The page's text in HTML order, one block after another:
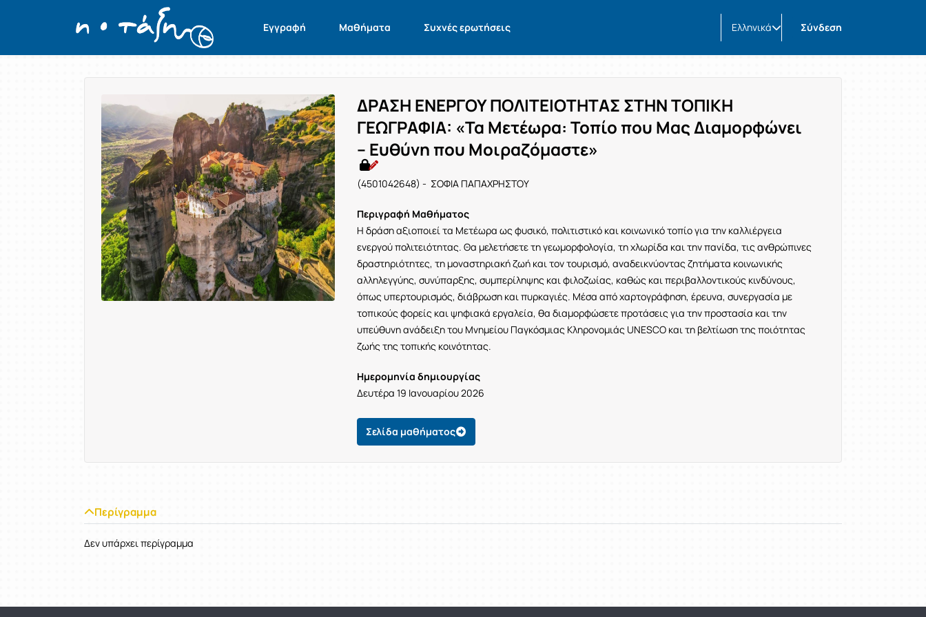
Εγγραφή Μαθήματα Συχνές ερωτήσεις Ελληνικά Σύνδεση
Παρουσίαση/Προβολή
ΔΡΑΣΗ ΕΝΕΡΓΟΥ ΠΟΛΙΤΕΙΟΤΗΤΑΣ ΣΤΗΝ ΤΟΠΙΚΗ
ΓΕΩΓΡΑΦΙΑ: «Τα Μετέωρα: Τοπίο που Μας Διαμορφώνει
– Ευθύνη που Μοιραζόμαστε»
(4501042648) - ΣΟΦΙΑ ΠΑΠΑΧΡΗΣΤΟΥ
Περιγραφή Μαθήματος
Η δράση αξιοποιεί τα Μετέωρα ως φυσικό, πολιτιστικό και κοινωνικό τοπίο για την καλλιέργεια
ενεργού πολιτειότητας. Θα μελετήσετε τη γεωμορφολογία, τη χλωρίδα και την πανίδα, τις ανθρώπινες
δραστηριότητες, τη μοναστηριακή ζωή και τον τουρισμό, αναδεικνύοντας ζητήματα κοινωνικής
αλληλεγγύης, συνύπαρξης, συμπερίληψης και φιλοζωίας, καθώς και περιβαλλοντικούς κινδύνους,
όπως υπερτουρισμός, διάβρωση και πυρκαγιές. Μέσα από χαρτογράφηση, έρευνα, συνεργασία με
τοπικούς φορείς και ψηφιακά εργαλεία, θα διαμορφώσετε προτάσεις για την προστασία και την
υπεύθυνη ανάδειξη του Μνημείου Παγκόσμιας Κληρονομιάς UNESCO και τη βελτίωση της ποιότητας
ζωής της τοπικής κοινότητας.
Ημερομηνία δημιουργίας
Δευτέρα 19 Ιανουαρίου 2026
Σελίδα μαθήματος
Περίγραμμα
Δεν υπάρχει περίγραμμα